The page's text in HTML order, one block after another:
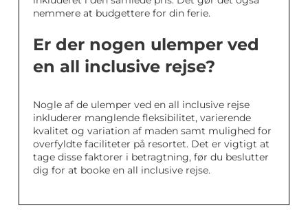
nemmere at budgettere for din ferie.
Er der nogen ulemper ved
en all inclusive rejse?
Nogle af de ulemper ved en all inclusive rejse
inkluderer manglende fleksibilitet, varierende
kvalitet og variation af maden samt mulighed for
overfyldte faciliteter på resortet. Det er vigtigt at
tage disse faktorer i betragtning, før du beslutter
dig for at booke en all inclusive rejse.